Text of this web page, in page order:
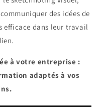
des idées de
efficace dans leur travail
à votre entreprise :
adaptés à vos